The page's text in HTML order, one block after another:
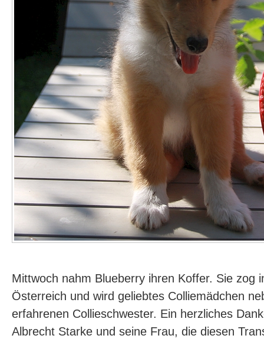
Mittwoch nahm Blueberry ihren Koffer. Sie zog
Österreich und wird geliebtes Colliemädchen
erfahrenen Collieschwester. Ein herzliches
Albrecht Starke und seine Frau, die diesen